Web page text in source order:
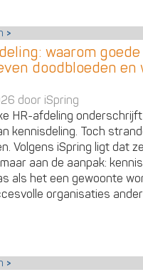
waarom goede
doodbloeden en
door iSpring
HR-afdeling
kennisdeling. Toch
Volgens iSpring ligt dat
aan de aanpak:
als het een gewoonte
organisaties